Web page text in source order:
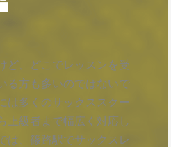
ど、どこでレッスンを受
る方も多いのではないで
は多くのサックススクー
上級者まで幅広く対応し
は、篠路駅でサックスレ